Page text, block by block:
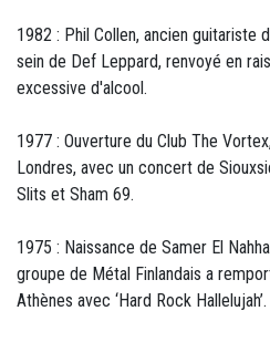
1982 : Phil Collen, ancien guitariste
sein de Def Leppard, renvoyé en
excessive d'alcool.
1977 : Ouverture du Club The
Londres, avec un concert de
Slits et Sham 69.
1975 : Naissance de Samer El
groupe de Métal Finlandais a
Athènes avec ‘Hard Rock Hallelujah’.